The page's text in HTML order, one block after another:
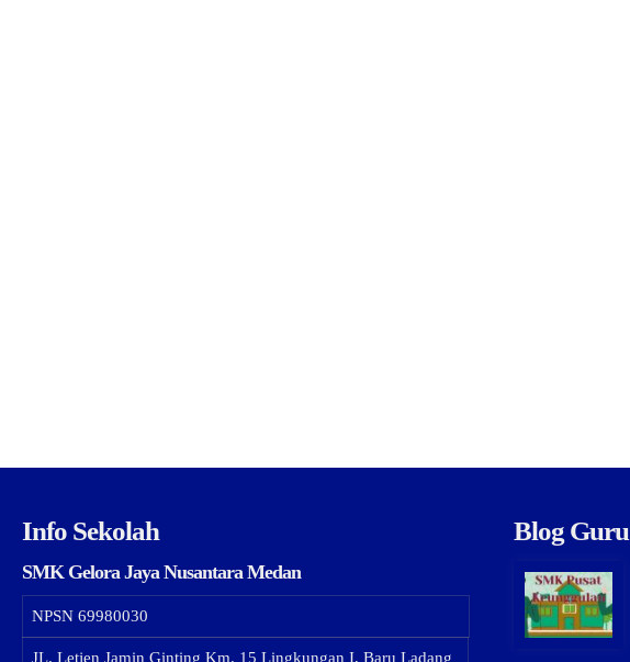
Info Sekolah
SMK Gelora Jaya Nusantara Medan
NPSN 69980030
JL. Letjen Jamin Ginting Km. 15 Lingkungan I, Baru Ladang
Blog Guru